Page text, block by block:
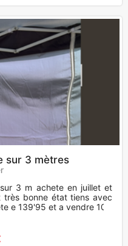
sur 3 mètres
3 m achete en juillet et
très bonne état tiens avec
e 139'95 et a vendre 100